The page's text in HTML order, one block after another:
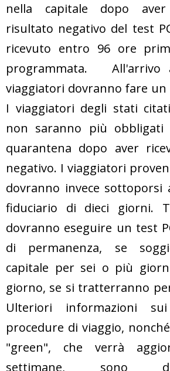
nella capitale dopo
risultato negativo del test
ricevuto entro 96 ore
programmata. All'arrivo
viaggiatori dovranno fare un
I viaggiatori degli stati
non saranno più
quarantena dopo aver
negativo. I viaggiatori
dovranno invece sottoporsi
fiduciario di dieci giorni.
dovranno eseguire un test
di permanenza, se
capitale per sei o più
giorno, se si tratterranno
Ulteriori informazioni
procedure di viaggio,
"green", che verrà
settimane, sono